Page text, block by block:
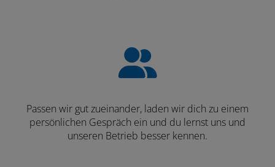
Passen wir gut zueinander, laden wir dich zu einem
persönlichen Gespräch ein und du lernst uns und
unseren Betrieb besser kennen.